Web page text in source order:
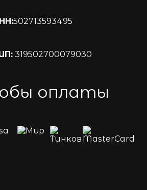
502713593495
319502700079030
оплаты